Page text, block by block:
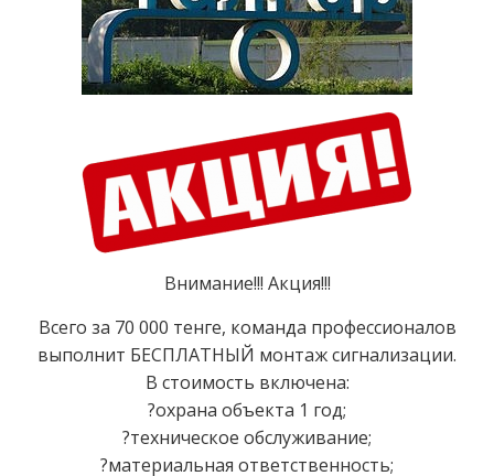
Внимание!!! Акция!!!
Всего за 70 000 тенге, команда профессионалов
выполнит БЕСПЛАТНЫЙ монтаж сигнализации.
В стоимость включена:
?охрана объекта 1 год;
?техническое обслуживание;
?материальная ответственность;